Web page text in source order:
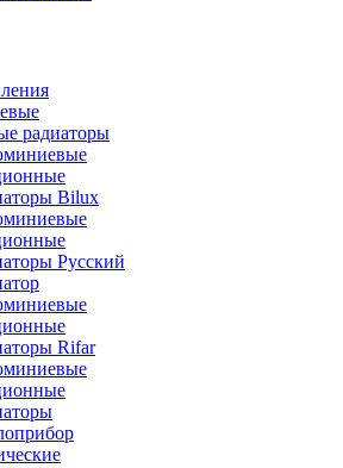
радиаторы
Bilux
Русский
Rifar